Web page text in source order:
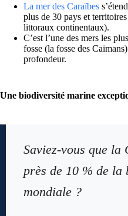
La mer des Caraïbes
plus de 30 pays et
littoraux continentaux).
C’est l’une des mers les
fosse (la fosse des
profondeur.
Une biodiversité marine
Saviez-vous que la
près de 10 % de
mondiale ?